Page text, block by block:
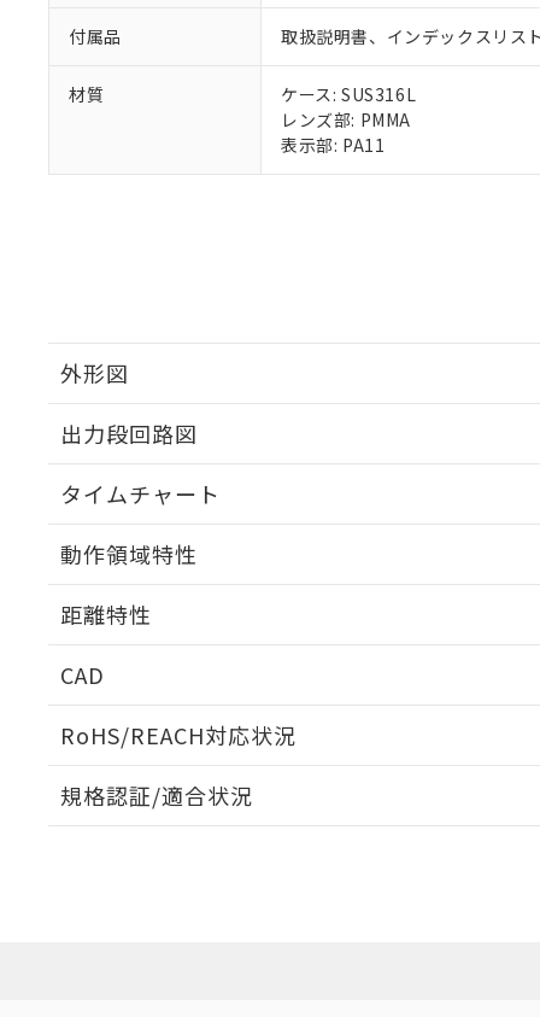
付属品 取扱説明書、インデックスリス
材質
ケース: SUS316L
レンズ部: PMMA
表示部: PA11
外形図
出力段回路図
タイムチャート
動作領域特性
距離特性
CAD
RoHS/REACH対応状況
EU RoHS 注意事項・凡例
規格認証/適合状況